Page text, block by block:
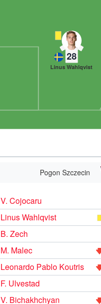
28
Linus Wahlqvist
Pogon Szczecin
V. Cojocaru
Linus Wahlqvist
B. Zech
M. Malec
Leonardo Pablo Koutris
F. Ulvestad
V. Bichakhchyan